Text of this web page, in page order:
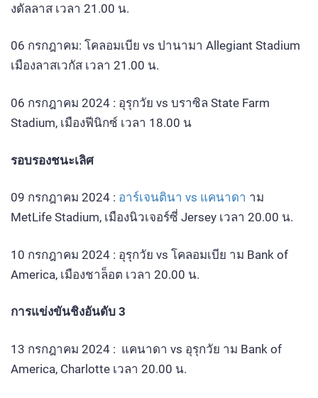
งดัลลาส เวลา 21.00 น.
06 กรกฎาคม: โคลอมเบีย vs ปานามา Allegiant Stadium
เมืองลาสเวกัส เวลา 21.00 น.
06 กรกฎาคม 2024 : อุรุกวัย vs บราซิล State Farm
Stadium, เมืองฟีนิกซ์ เวลา 18.00 น
รอบรองชนะเลิศ
09 กรกฎาคม 2024 : อาร์เจนตินา vs แคนาดา าม
MetLife Stadium, เมืองนิวเจอร์ซี่ Jersey เวลา 20.00 น.
10 กรกฎาคม 2024 : อุรุกวัย vs โคลอมเบีย าม Bank of
America, เมืองชาล็อต เวลา 20.00 น.
การแข่งขันชิงอันดับ 3
13 กรกฎาคม 2024 : แคนาดา vs อุรุกวัย าม Bank of
America, Charlotte เวลา 20.00 น.